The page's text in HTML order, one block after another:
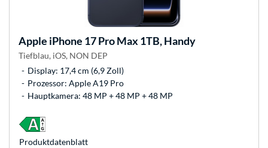
Apple iPhone 17 Pro Max 1TB, Handy
Tiefblau, iOS, NON DEP
Display: 17,4 cm (6,9 Zoll)
Prozessor: Apple A19 Pro
Hauptkamera: 48 MP + 48 MP + 48 MP
Produkt­datenblatt